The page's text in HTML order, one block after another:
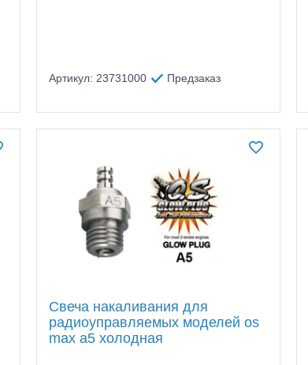
Артикул: 23731000 Предзаказ
Свеча накаливания для
радиоуправляемых моделей os
max a5 холодная